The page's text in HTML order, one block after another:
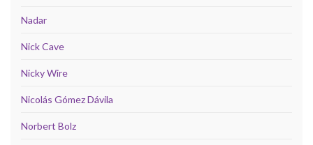
Nadar
Nick Cave
Nicky Wire
Nicolás Gómez Dávila
Norbert Bolz